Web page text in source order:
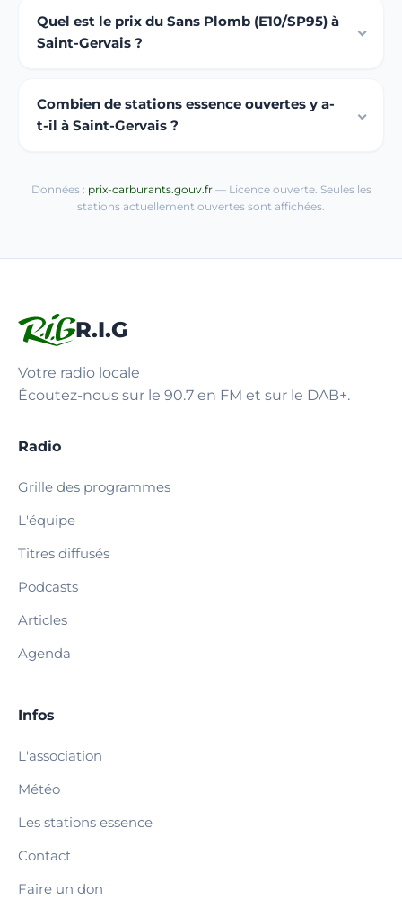
Quel est le prix du Sans Plomb (E10/SP95) à
Saint-Gervais ?
Combien de stations essence ouvertes y a-
t-il à Saint-Gervais ?
Données : prix-carburants.gouv.fr— Licence ouverte. Seules les
stations actuellement ouvertes sont affichées.
R.I.G
Votre radio locale
Écoutez-nous sur le 90.7 en FM et sur le DAB+.
Radio
Grille des programmes
L'équipe
Titres diffusés
Podcasts
Articles
Agenda
Infos
L'association
Météo
Les stations essence
Contact
Faire un don